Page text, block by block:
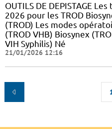
OUTILS DE DEPISTAGE
2026 pour les TROD
(TROD) Les modes
(TROD VHB) Biosynex
VIH Syphilis) Né
21/01/2026 12:16